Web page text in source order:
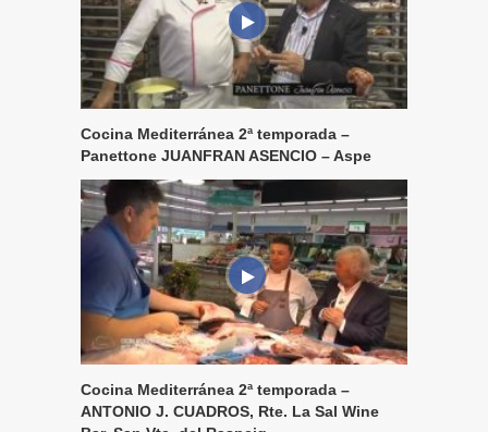
Cocina Mediterránea 2ª temporada –
Panettone JUANFRAN ASENCIO – Aspe
Cocina Mediterránea 2ª temporada –
ANTONIO J. CUADROS, Rte. La Sal Wine